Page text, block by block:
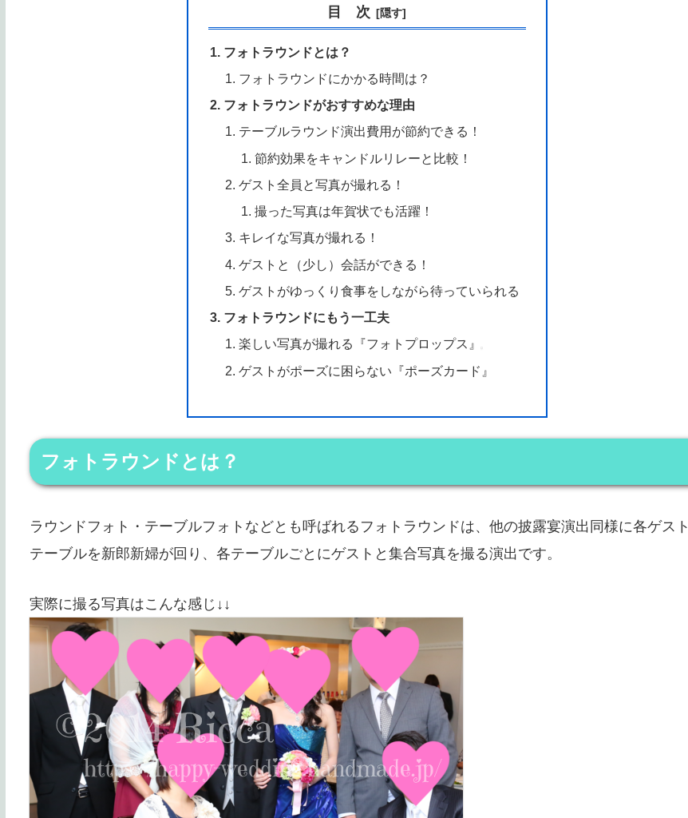
目 次
フォトラウンドとは？
フォトラウンドにかかる時間は？
フォトラウンドがおすすめな理由
テーブルラウンド演出費用が節約できる！
節約効果をキャンドルリレーと比較！
ゲスト全員と写真が撮れる！
撮った写真は年賀状でも活躍！
キレイな写真が撮れる！
ゲストと（少し）会話ができる！
ゲストがゆっくり食事をしながら待っていられる
フォトラウンドにもう一工夫
楽しい写真が撮れる『フォトプロップス』
ゲストがポーズに困らない『ポーズカード』
フォトラウンドとは？
ラウンドフォト・テーブルフォトなどとも呼ばれるフォトラウンドは、他の披露宴演出同様に各ゲスト
テーブルを新郎新婦が回り、各テーブルごとにゲストと集合写真を撮る演出です。
実際に撮る写真はこんな感じ↓↓